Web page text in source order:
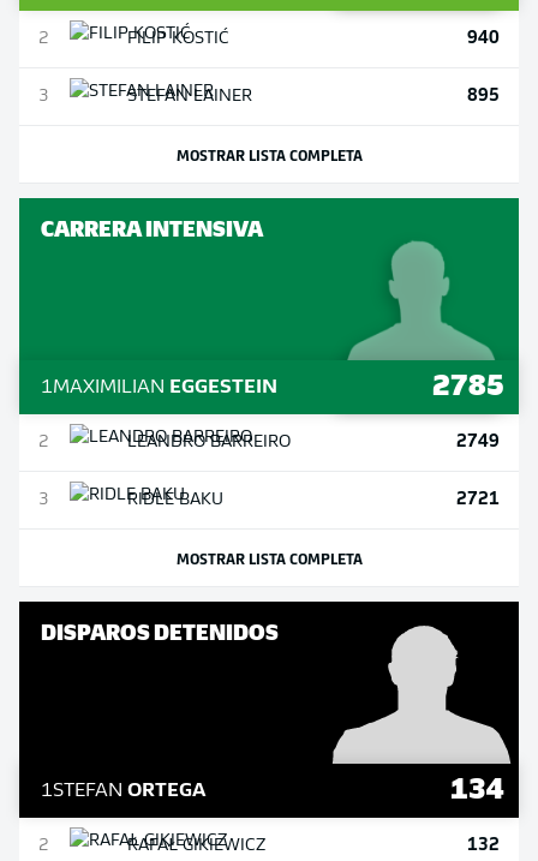
2 FILIPKOSTIĆ 940
3 STEFANLAINER 895
MOSTRAR LISTA COMPLETA
CARRERA INTENSIVA
1MAXIMILIAN EGGESTEIN 2785
2 LEANDROBARREIRO 2749
3 RIDLEBAKU 2721
MOSTRAR LISTA COMPLETA
DISPAROS DETENIDOS
1STEFAN ORTEGA 134
2 RAFAŁGIKIEWICZ 132